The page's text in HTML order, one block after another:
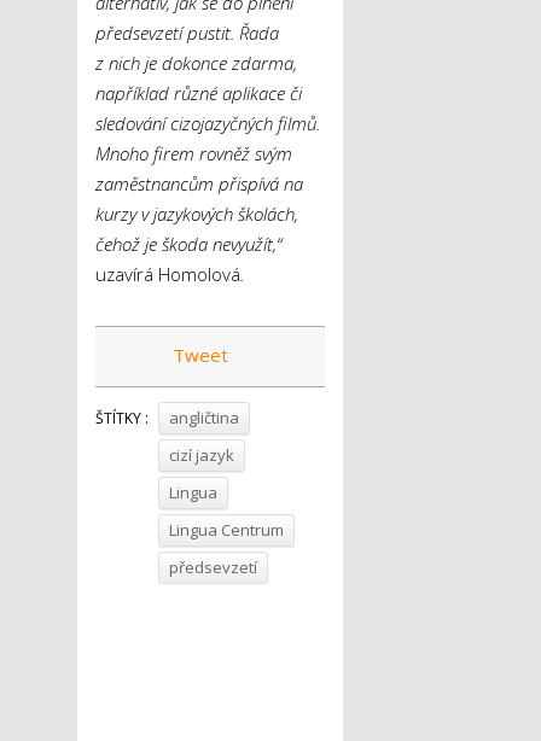
předsevzetí pustit. Řada
z nich je dokonce zdarma,
například různé aplikace či
sledování cizojazyčných filmů.
Mnoho firem rovněž svým
zaměstnancům přispívá na
kurzy v jazykových školách,
čehož je škoda nevyužít,“
uzavírá Homolová
Tweet
ŠTÍTKY :
angličtina
cizí jazyk
Lingua
Lingua Centrum
předsevzetí